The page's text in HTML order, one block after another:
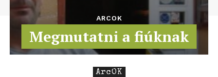
ARCOK
Megmutatni a fiúknak
ArcOK